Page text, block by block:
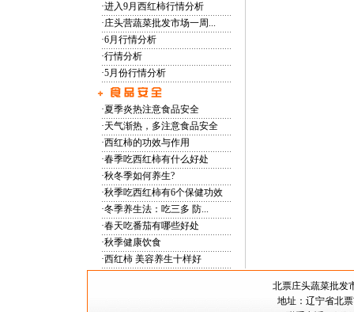
·进入9月西红柿行情分析
·庄头营蔬菜批发市场一周...
·6月行情分析
·行情分析
·5月份行情分析
·夏季炎热注意食品安全
·天气渐热，多注意食品安全
·西红柿的功效与作用
·春季吃西红柿有什么好处
·秋冬季如何养生?
·秋季吃西红柿有6个保健功效
·冬季养生法：吃三多 防...
·春天吃番茄有哪些好处
·秋季健康饮食
·西红柿 美容养生十样好
北票庄头蔬菜批
地址：辽宁省北